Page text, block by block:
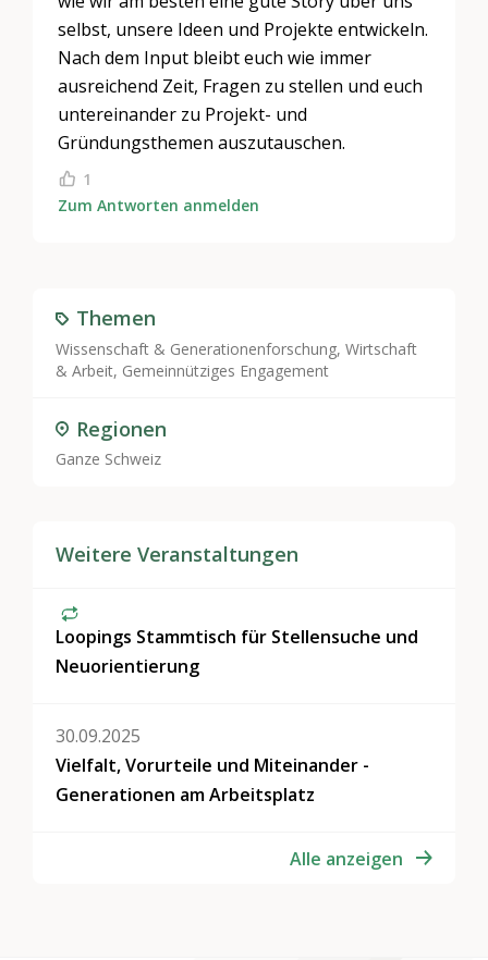
Themen
Wissenschaft & Generationenforschung,Wirtschaft
& Arbeit, Gemeinnütziges Engagement
Regionen
Ganze Schweiz
Weitere Veranstaltungen
Loopings Stammtisch für Stellensuche und
Neuorientierung
30.09.2025
Vielfalt, Vorurteile und Miteinander -
Generationen am Arbeitsplatz
Alle anzeigen
selbst, unsere Ideen und Projekte entwickeln.
Nach dem Input bleibt euch wie immer
ausreichend Zeit, Fragen zu stellen und euch
untereinander zu Projekt- und
Gründungsthemen auszutauschen.
1
Zum Antworten anmelden